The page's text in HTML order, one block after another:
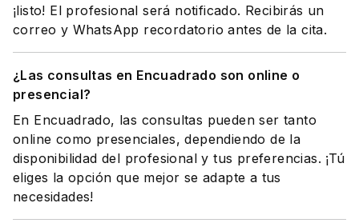
¡listo! El profesional será notificado. Recibirás un
correo y WhatsApp recordatorio antes de la cita.
¿Las consultas en Encuadrado son online o
presencial?
En Encuadrado, las consultas pueden ser tanto
online como presenciales, dependiendo de la
disponibilidad del profesional y tus preferencias. ¡Tú
eliges la opción que mejor se adapte a tus
necesidades!